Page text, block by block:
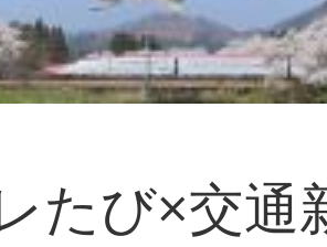
たび×交通